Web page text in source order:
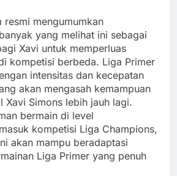
resmi mengumumkan
yang melihat ini sebagai
Xavi untuk memperluas
kompetisi berbeda. Liga Primer
intensitas dan kecepatan
akan mengasah kemampuan
Xavi Simons lebih jauh lagi.
bermain di level
kompetisi Liga Champions,
akan mampu beradaptasi
Liga Primer yang penuh